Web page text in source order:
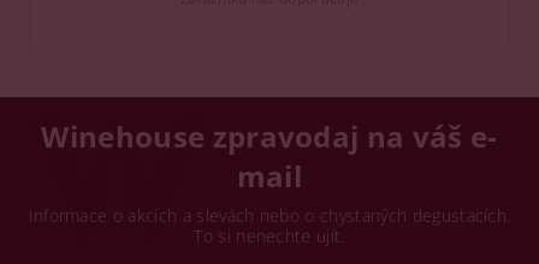
Winehouse zpravodaj na váš e-
mail
Informace o akcích a slevách nebo o chystaných degustacích.
To si nenechte ujít.